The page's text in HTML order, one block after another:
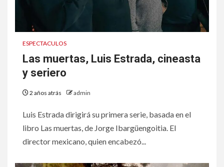
ESPECTACULOS
Las muertas, Luis Estrada, cineasta
y seriero
2 años atrás admin
Luis Estrada dirigirá su primera serie, basada en el
libro Las muertas, de Jorge Ibargüengoitia. El
director mexicano, quien encabezó...